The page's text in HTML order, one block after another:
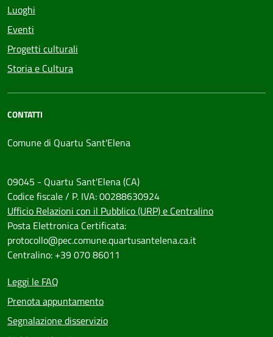
Luoghi
Eventi
Progetti culturali
Storia e Cultura
CONTATTI
Comune di Quartu Sant'Elena
09045 - Quartu Sant'Elena (CA)
Codice fiscale / P. IVA: 00288630924
Ufficio Relazioni con il Pubblico (URP) e Centralino
Posta Elettronica Certificata:
protocollo@pec.comune.quartusantelena.ca.it
Centralino: +39 070 86011
Leggi le FAQ
Prenota appuntamento
Segnalazione disservizio